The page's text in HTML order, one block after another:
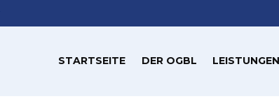
STARTSEITE DER OGBL LEISTUNGEN